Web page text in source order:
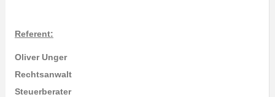
Referent:
Oliver Unger
Rechtsanwalt
Steuerberater